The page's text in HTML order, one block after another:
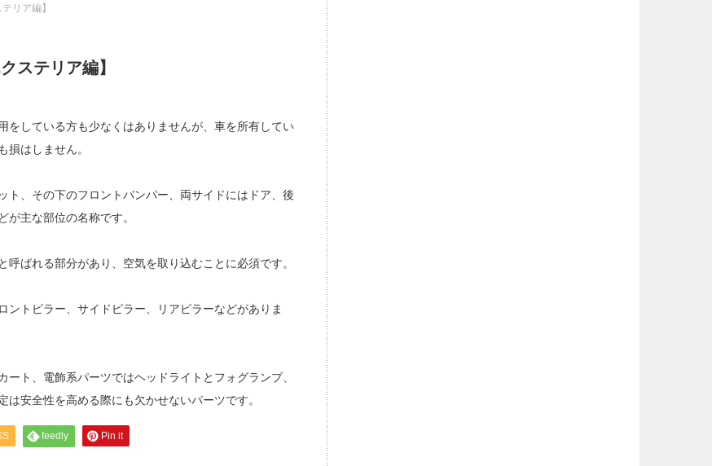
リア編】
ステリア編】
をしている方も少なくはありませんが、車を所有してい
はしません。
、その下のフロントバンパー、両サイドにはドア、後
主な部位の名称です。
ばれる部分があり、空気を取り込むことに必須です。
トピラー、サイドピラー、リアピラーなどがありま
ト、電飾系パーツではヘッドライトとフォグランプ、
安全性を高める際にも欠かせないパーツです。
feedly Pin it